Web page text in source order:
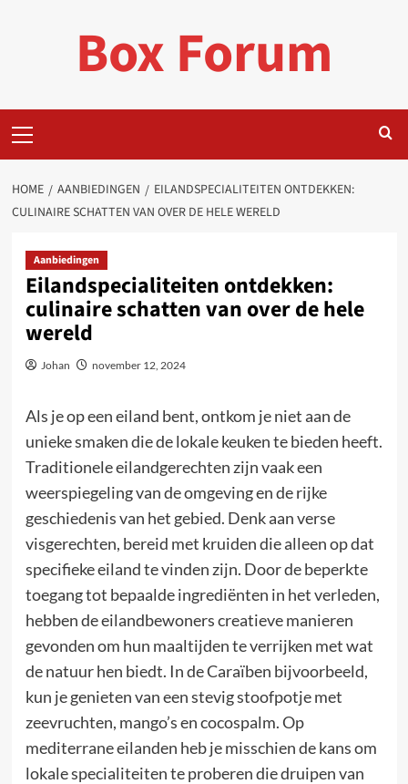
Box Forum
menu
HOME AANBIEDINGEN
EILANDSPECIALITEITEN ONTDEKKEN:
CULINAIRE SCHATTEN VAN OVER DE HELE WERELD
Aanbiedingen
Eilandspecialiteiten ontdekken:
culinaire schatten van over de hele
wereld
Johan november 12, 2024
Als je op een eiland bent, ontkom je niet aan de
unieke smaken die de lokale keuken te bieden heeft.
Traditionele eilandgerechten zijn vaak een
weerspiegeling van de omgeving en de rijke
geschiedenis van het gebied. Denk aan verse
visgerechten, bereid met kruiden die alleen op dat
specifieke eiland te vinden zijn. Door de beperkte
toegang tot bepaalde ingrediënten in het verleden,
hebben de eilandbewoners creatieve manieren
gevonden om hun maaltijden te verrijken met wat
de natuur hen biedt. In de Caraïben bijvoorbeeld,
kun je genieten van een stevig stoofpotje met
zeevruchten, mango’s en cocospalm. Op
mediterrane eilanden heb je misschien de kans om
lokale specialiteiten te proberen die druipen van